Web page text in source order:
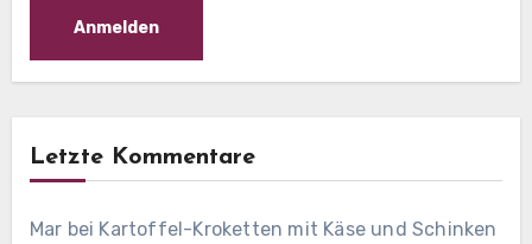
Letzte Kommentare
Mar bei Kartoffel-Kroketten mit Käse und Schinken